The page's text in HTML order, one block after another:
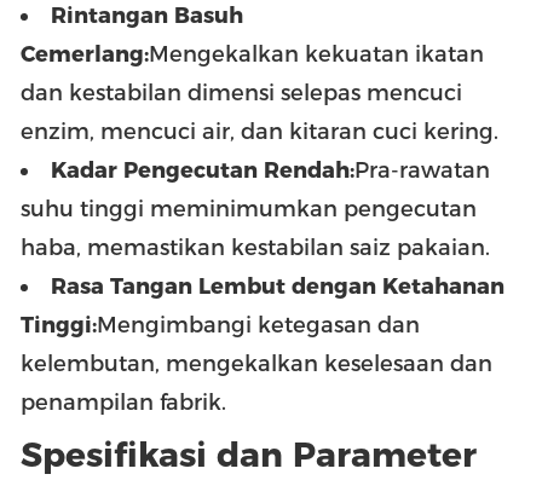
Rintangan Basuh
Cemerlang:Mengekalkan kekuatan ikatan
dan kestabilan dimensi selepas mencuci
enzim, mencuci air, dan kitaran cuci kering.
Kadar Pengecutan Rendah:Pra-rawatan
suhu tinggi meminimumkan pengecutan
haba, memastikan kestabilan saiz pakaian.
Rasa Tangan Lembut dengan Ketahanan
Tinggi:Mengimbangi ketegasan dan
kelembutan, mengekalkan keselesaan dan
penampilan fabrik.
Spesifikasi dan Parameter